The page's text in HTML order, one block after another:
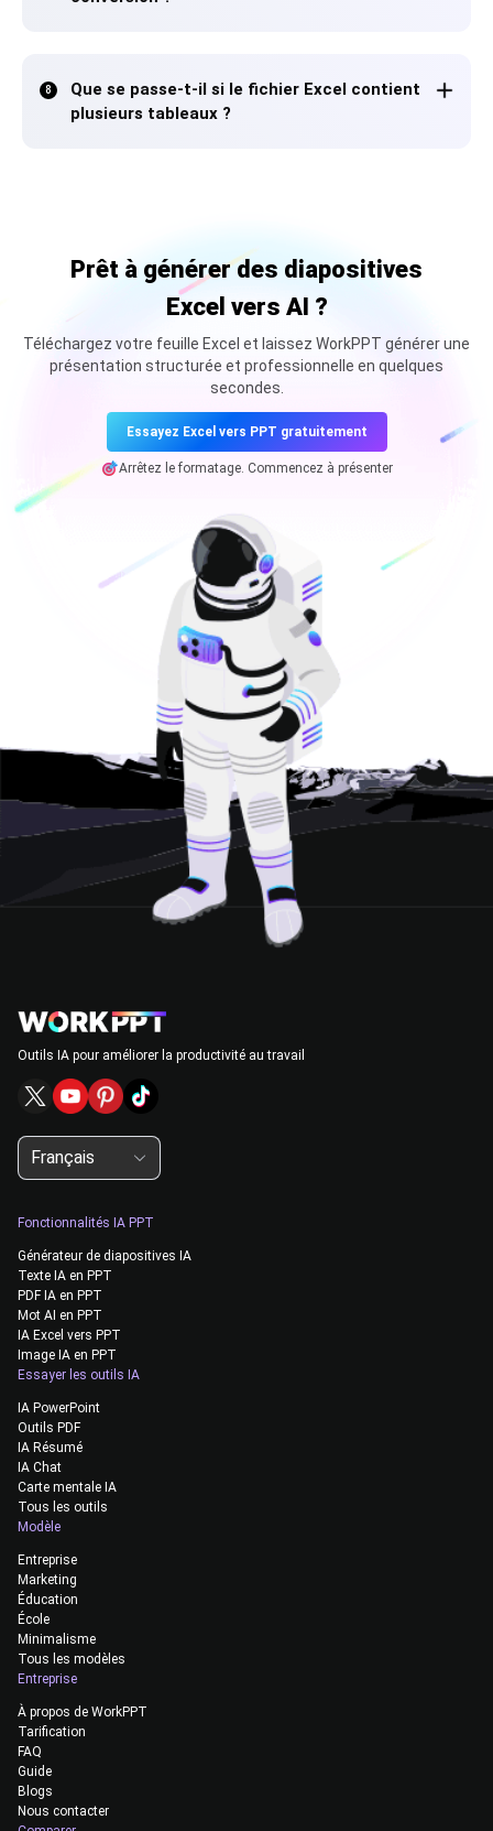
8
Que se passe-t-il si le fichier Excel contient
plusieurs tableaux ?
Prêt à générer des diapositives
Excel vers AI ?
Téléchargez votre feuille Excel et laissez WorkPPT générer une
présentation structurée et professionnelle en quelques
secondes.
Essayez Excel vers PPT gratuitement
Arrêtez le formatage. Commencez à présenter
Outils IA pour améliorer la productivité au travail
Français
Fonctionnalités IA PPT
Générateur de diapositives IA
Texte IA en PPT
PDF IA en PPT
Mot AI en PPT
IA Excel vers PPT
Image IA en PPT
Essayer les outils IA
IA PowerPoint
Outils PDF
IA Résumé
IA Chat
Carte mentale IA
Tous les outils
Modèle
Entreprise
Marketing
Éducation
École
Minimalisme
Tous les modèles
Entreprise
À propos de WorkPPT
Tarification
FAQ
Guide
Blogs
Nous contacter